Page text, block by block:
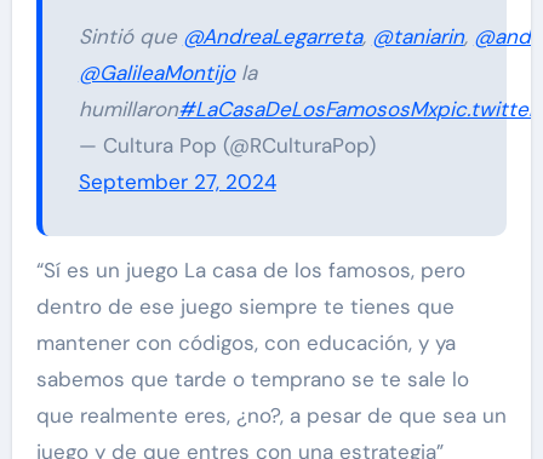
Sintió que @AndreaLegarreta, @taniarin,
@GalileaMontijola
humillaron#LaCasaDeLosFamososMx
— Cultura Pop (@RCulturaPop)
September 27, 2024
“Sí es un juego La casa de los famosos, pero
dentro de ese juego siempre te tienes que
mantener con códigos, con educación, y ya
sabemos que tarde o temprano se te sale lo
que realmente eres, ¿no?, a pesar de que sea un
juego y de que entres con una estrategia”